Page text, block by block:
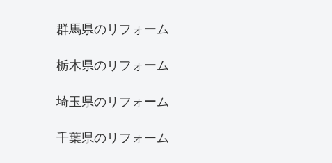
群馬県のリフォーム
栃木県のリフォーム
埼玉県のリフォーム
千葉県のリフォーム